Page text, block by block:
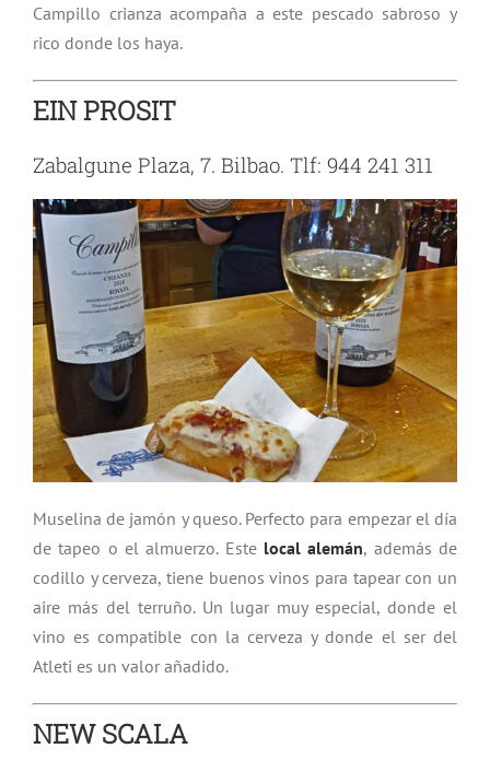
Campillo crianza acompaña a este pescado sabroso y
rico donde los haya.
EIN PROSIT
Zabalgune Plaza, 7. Bilbao. Tlf: 944 241 311
Muselina de jamón y queso. Perfecto para empezar el día
de tapeo o el almuerzo. Este local alemán, además de
codillo y cerveza, tiene buenos vinos para tapear con un
aire más del terruño. Un lugar muy especial, donde el
vino es compatible con la cerveza y donde el ser del
Atleti es un valor añadido.
NEW SCALA